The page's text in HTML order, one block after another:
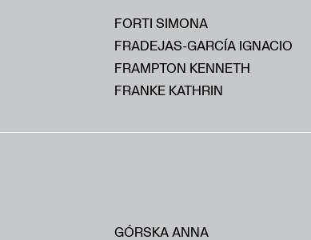
FORTI SIMONA
FRADEJAS-GARCÍA IGNACIO
FRAMPTON KENNETH
FRANKE KATHRIN
GÓRSKA ANNA